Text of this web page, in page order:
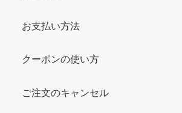
お支払い方法
クーポンの使い方
ご注文のキャンセル